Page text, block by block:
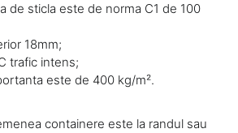
de sticla este de norma C1 de 100
18mm;
trafic intens;
este de 400 kg/m².
containere este la randul sau